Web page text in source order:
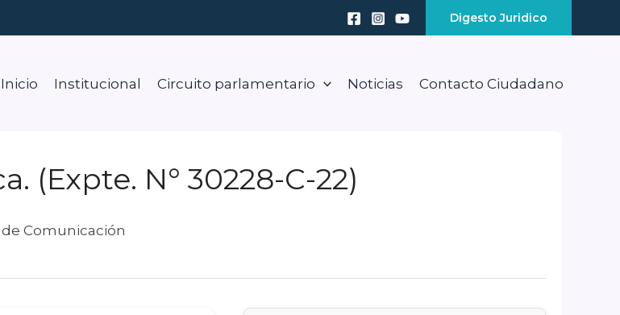
Digesto Juridico
Inicio Institucional Circuito parlamentario Noticias Contacto Ciudadano
(Expte. N° 30228-C-22)
Comunicación